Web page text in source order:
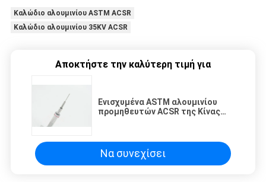
Καλώδιο αλουμινίου ASTM ACSR
Καλώδιο αλουμινίου 35KV ACSR
Αποκτήστε την καλύτερη τιμή για
Ενισχυμένα ASTM αλουμινίου
προμηθευτών ACSR της Κίνας
Να συνεχίσει